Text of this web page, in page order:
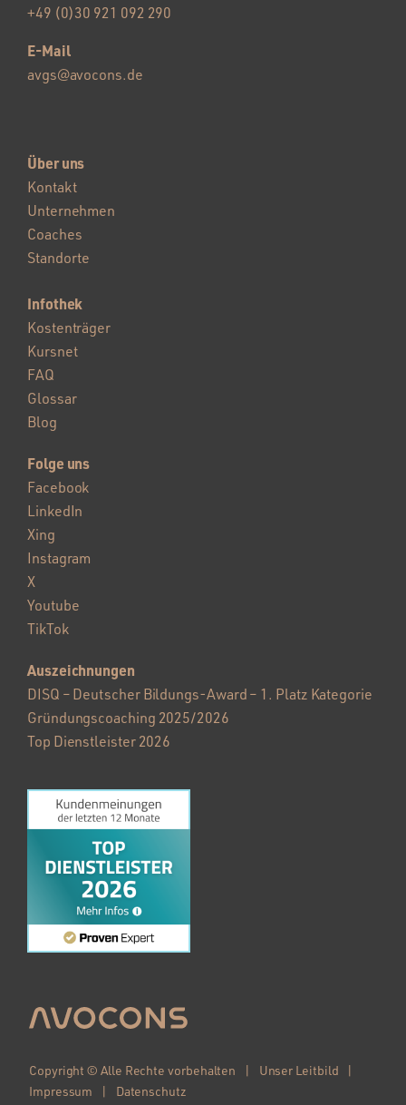
+49 (0)30 921 092 290
E-Mail
avgs@avocons.de
Über uns
Kontakt
Unternehmen
Coaches
Standorte
Infothek
Kostenträger
Kursnet
FAQ
Glossar
Blog
Folge uns
Facebook
LinkedIn
Xing
Instagram
X
Youtube
TikTok
Auszeichnungen
DISQ – Deutscher Bildungs-Award – 1. Platz Kategorie
Gründungscoaching 2025/2026
Top Dienstleister 2026
Copyright © Alle Rechte vorbehalten | Unser Leitbild |
Impressum | Datenschutz